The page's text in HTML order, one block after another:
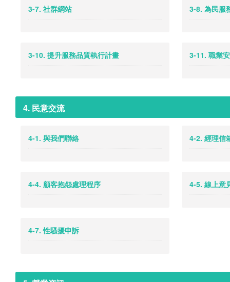
3-7. 社群網站 3-8. 為民服
3-10. 提升服務品質執行計畫 3-11. 職業
4. 民意交流
4-1. 與我們聯絡 4-2. 經理信
4-4. 顧客抱怨處理程序 4-5. 線上意
4-7. 性騷擾申訴